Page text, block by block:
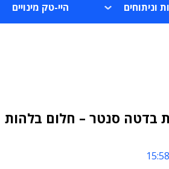
וניתוחים היי-טק מינויים
בדטה סנטר – חלום בלהות